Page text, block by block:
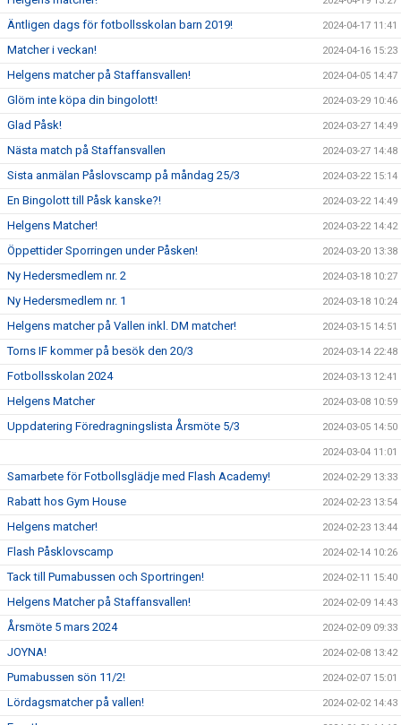
Äntligen dags för fotbollsskolan barn 2019! 2024-04-17 11:41
Matcher i veckan! 2024-04-16 15:23
Helgens matcher på Staffansvallen! 2024-04-05 14:47
Glöm inte köpa din bingolott! 2024-03-29 10:46
Glad Påsk! 2024-03-27 14:49
Nästa match på Staffansvallen 2024-03-27 14:48
Sista anmälan Påslovscamp på måndag 25/3 2024-03-22 15:14
En Bingolott till Påsk kanske?! 2024-03-22 14:49
Helgens Matcher! 2024-03-22 14:42
Öppettider Sporringen under Påsken! 2024-03-20 13:38
Ny Hedersmedlem nr. 2 2024-03-18 10:27
Ny Hedersmedlem nr. 1 2024-03-18 10:24
Helgens matcher på Vallen inkl. DM matcher! 2024-03-15 14:51
Torns IF kommer på besök den 20/3 2024-03-14 22:48
Fotbollsskolan 2024 2024-03-13 12:41
Helgens Matcher 2024-03-08 10:59
Uppdatering Föredragningslista Årsmöte 5/3 2024-03-05 14:50
2024-03-04 11:01
Samarbete för Fotbollsglädje med Flash Academy! 2024-02-29 13:33
Rabatt hos Gym House 2024-02-23 13:54
Helgens matcher! 2024-02-23 13:44
Flash Påsklovscamp 2024-02-14 10:26
Tack till Pumabussen och Sportringen! 2024-02-11 15:40
Helgens Matcher på Staffansvallen! 2024-02-09 14:43
Årsmöte 5 mars 2024 2024-02-09 09:33
JOYNA! 2024-02-08 13:42
Pumabussen sön 11/2! 2024-02-07 15:01
Lördagsmatcher på vallen! 2024-02-02 14:43